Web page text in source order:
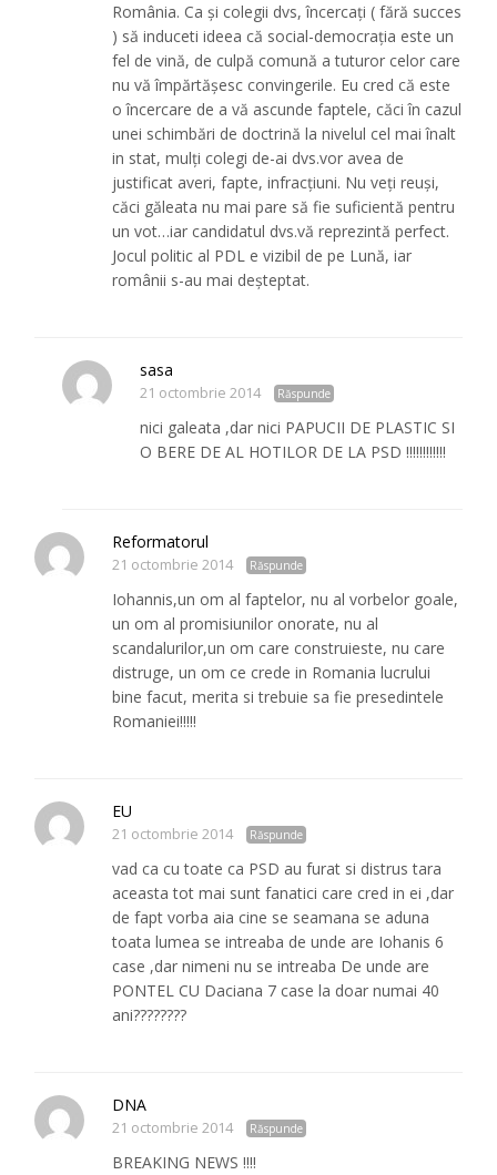
România. Ca și colegii dvs, încercați ( fără succes
) să induceti ideea că social-democrația este un
fel de vină, de culpă comună a tuturor celor care
nu vă împărtășesc convingerile. Eu cred că este
o încercare de a vă ascunde faptele, căci în cazul
unei schimbări de doctrină la nivelul cel mai înalt
in stat, mulți colegi de-ai dvs.vor avea de
justificat averi, fapte, infracțiuni. Nu veți reuși,
căci găleata nu mai pare să fie suficientă pentru
un vot…iar candidatul dvs.vă reprezintă perfect.
Jocul politic al PDL e vizibil de pe Lună, iar
românii s-au mai deșteptat.
sasa
21 octombrie 2014 Răspunde
nici galeata ,dar nici PAPUCII DE PLASTIC SI
O BERE DE AL HOTILOR DE LA PSD !!!!!!!!!!!!
Reformatorul
21 octombrie 2014 Răspunde
Iohannis,un om al faptelor, nu al vorbelor goale,
un om al promisiunilor onorate, nu al
scandalurilor,un om care construieste, nu care
distruge, un om ce crede in Romania lucrului
bine facut, merita si trebuie sa fie presedintele
Romaniei!!!!!
EU
21 octombrie 2014 Răspunde
vad ca cu toate ca PSD au furat si distrus tara
aceasta tot mai sunt fanatici care cred in ei ,dar
de fapt vorba aia cine se seamana se aduna
toata lumea se intreaba de unde are Iohanis 6
case ,dar nimeni nu se intreaba De unde are
PONTEL CU Daciana 7 case la doar numai 40
ani????????
DNA
21 octombrie 2014 Răspunde
BREAKING NEWS !!!!